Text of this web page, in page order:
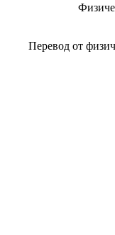
Перевод от